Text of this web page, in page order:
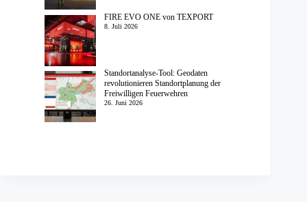
FIRE EVO ONE von TEXPORT
8. Juli 2026
Standortanalyse-Tool: Geodaten
revolutionieren Standortplanung der
Freiwilligen Feuerwehren
26. Juni 2026